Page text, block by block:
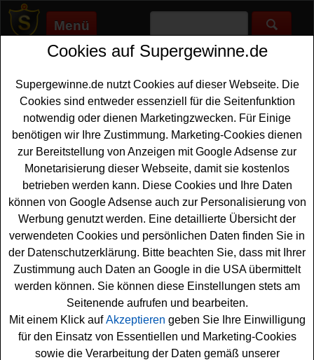
Menü
Supergewinne.de>Gewinnspiele>Technik Gewinnspiele>
Anzeige:
Anzeige:
Cosmopolitan Gewinnspiel -
KitchenAid gewinnen
Wer eine cooleKitchenAidKüchenmaschine gewinnen
möchte, sollte sich dieses aktuelle Cosmopolitan
Gewinnspiel unbedingt genauer anschauen. Verlost wird
eine schöne neue KitchenAid Küchenmaschine - und Sie
können mit etwas Glück diese KitchenAid gewinnen. Um
an der Verlosung teilnehmen zu können, müssen Sie nur
flink das Formular ausfüllen und fleißig die Daumen
drücken. Vielleicht klappt es ja mit einem Gewinn? Auf
jeden Fall drücken wir schon einmal fest die Daumen!
Cookies auf Supergewinne.de
Supergewinne.de nutzt Cookies auf dieser Webseite. Die
Cookies sind entweder essenziell für die Seitenfunktion
notwendig oder dienen Marketingzwecken. Für Einige
benötigen wir Ihre Zustimmung. Marketing-Cookies dienen
zur Bereitstellung von Anzeigen mit Google Adsense zur
Monetarisierung dieser Webseite, damit sie kostenlos
betrieben werden kann. Diese Cookies und Ihre Daten
können von Google Adsense auch zur Personalisierung von
Werbung genutzt werden. Eine detaillierte Übersicht der
verwendeten Cookies und persönlichen Daten finden Sie in
der Datenschutzerklärung. Bitte beachten Sie, dass mit Ihrer
Zustimmung auch Daten an Google in die USA übermittelt
werden können. Sie können diese Einstellungen stets am
Seitenende aufrufen und bearbeiten.
Mit einem Klick aufAkzeptieren geben Sie Ihre Einwilligung
für den Einsatz von Essentiellen und Marketing-Cookies
sowie die Verarbeitung der Daten gemäß unserer